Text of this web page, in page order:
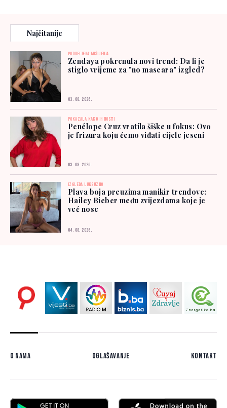
Najčitanije
PODIJELJENA MIŠLJENJA
Zendaya pokrenula novi trend: Da li je
stiglo vrijeme za "no mascara" izgled?
03. 08. 2026.
POKAZALA KAKO IH NOSITI
Penélope Cruz vratila šiške u fokus: Ovo
je frizura koju ćemo viđati cijele jeseni
03. 08. 2026.
IZGLEDA LUKSUZNO
Plava boja preuzima manikir trendove:
Hailey Bieber među zvijezdama koje je
već nose
04. 08. 2026.
O nama Oglašavanje Kontakt